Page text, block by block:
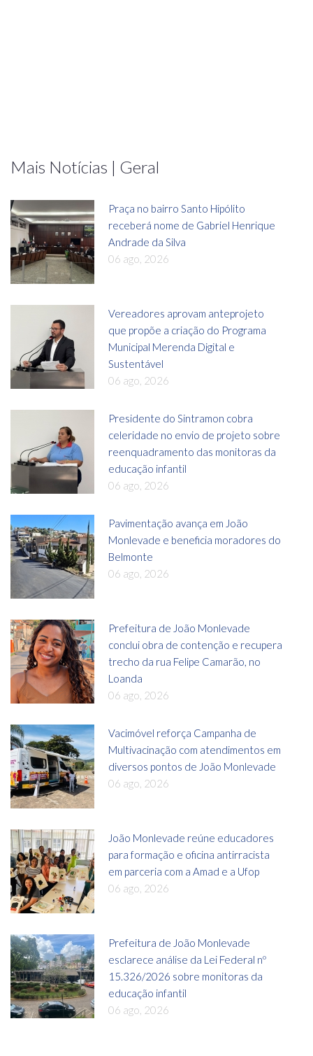
Mais Notícias | Geral
Praça no bairro Santo Hipólito
receberá nome de Gabriel Henrique
Andrade da Silva
06 ago, 2026
Vereadores aprovam anteprojeto
que propõe a criação do Programa
Municipal Merenda Digital e
Sustentável
06 ago, 2026
Presidente do Sintramon cobra
celeridade no envio de projeto sobre
reenquadramento das monitoras da
educação infantil
06 ago, 2026
Pavimentação avança em João
Monlevade e beneficia moradores do
Belmonte
06 ago, 2026
Prefeitura de João Monlevade
conclui obra de contenção e recupera
trecho da rua Felipe Camarão, no
Loanda
06 ago, 2026
Vacimóvel reforça Campanha de
Multivacinação com atendimentos em
diversos pontos de João Monlevade
06 ago, 2026
João Monlevade reúne educadores
para formação e oficina antirracista
em parceria com a Amad e a Ufop
06 ago, 2026
Prefeitura de João Monlevade
esclarece análise da Lei Federal nº
15.326/2026 sobre monitoras da
educação infantil
06 ago, 2026